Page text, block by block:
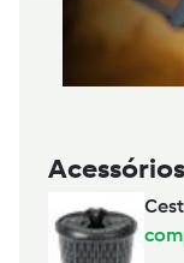
Acessórios